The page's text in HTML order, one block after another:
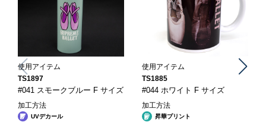
使用アイテム
TS1897
#041 スモークブルー F サイズ
加工方法
UVデカール
使用アイテム
TS1885
#044 ホワイト F サイズ
加工方法
昇華プリント